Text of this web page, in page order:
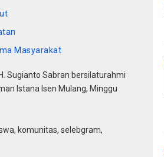
Masyarakat
Sugianto Sabran bersilaturahmi
Istana Isen Mulang, Minggu
komunitas, selebgram,